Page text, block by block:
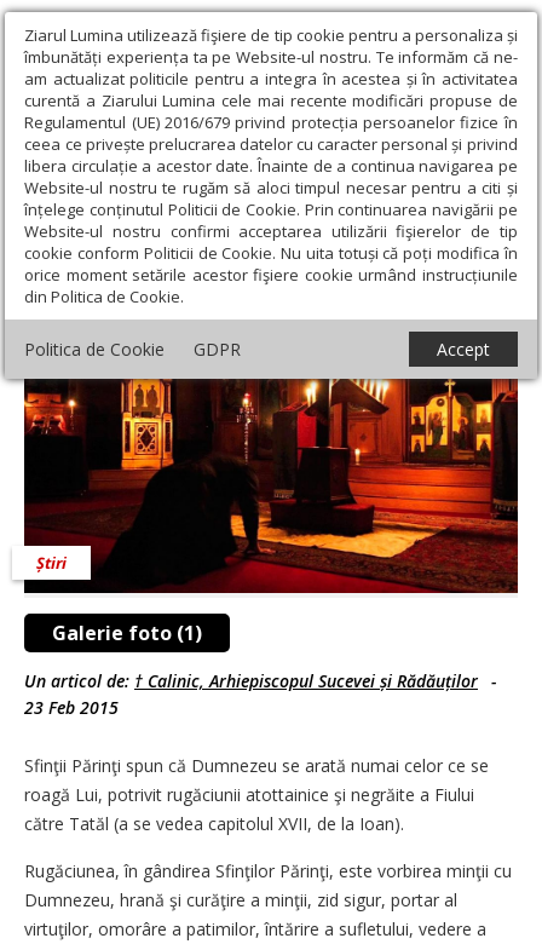
Ziarul Lumina utilizează fişiere de tip cookie pentru a personaliza și
îmbunătăți experiența ta pe Website-ul nostru. Te informăm că ne-
am actualizat politicile pentru a integra în acestea și în activitatea
curentă a Ziarului Lumina cele mai recente modificări propuse de
Regulamentul (UE) 2016/679 privind protecția persoanelor fizice în
ceea ce privește prelucrarea datelor cu caracter personal și privind
libera circulație a acestor date. Înainte de a continua navigarea pe
Website-ul nostru te rugăm să aloci timpul necesar pentru a citi și
înțelege conținutul Politicii de Cookie. Prin continuarea navigării pe
Website-ul nostru confirmi acceptarea utilizării fişierelor de tip
cookie conform Politicii de Cookie. Nu uita totuși că poți modifica în
orice moment setările acestor fişiere cookie urmând instrucțiunile
din Politica de Cookie.
Politica de Cookie GDPR Accept
Ziarul Lumina › Actualitate religioasă › Știri › Rugăciunea în
gândirea Sfinţilor Părinţi
Rugăciunea în gândirea Sfinţilor Părinţi
Galerie foto (1)
Știri
Un articol de: † Calinic, Arhiepiscopul Sucevei și Rădăuților -
23 Feb 2015
Sfinţii Părinţi spun că Dumnezeu se arată numai celor ce se
roagă Lui, potrivit rugăciunii atottainice şi negrăite a Fiului
către Tatăl (a se vedea capitolul XVII, de la Ioan).
Rugăciunea, în gândirea Sfinţilor Părinţi, este vorbirea minţii cu
Dumnezeu, hrană şi curăţire a minţii, zid sigur, portar al
virtuţilor, omorâre a patimilor, întărire a sufletului, vedere a